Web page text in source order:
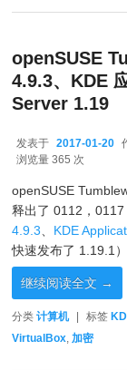
openSUSE
4.9.3、KDE
Server 1.19
发表于 2017-01-20
浏览量 365 次
openSUSE
释出了 0112，
4.9.3
KDE
快速发布了 1.19.1）
继续阅读全文 →
分类 计算机 | 标签
VirtualBox,加密